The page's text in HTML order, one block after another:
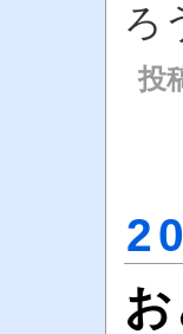
ろ
投